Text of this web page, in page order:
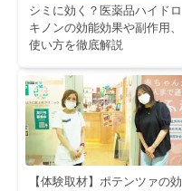
シミに効く？医薬品ハイドロ
キノンの効能効果や副作用、
使い方を徹底解説
【体験取材】ポテンツァの効